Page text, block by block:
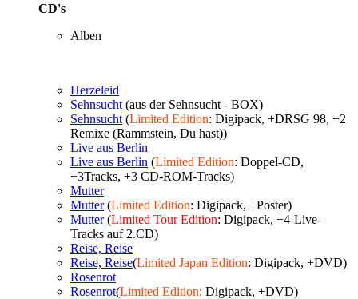
CD's
Alben
Herzeleid
Sehnsucht (aus der Sehnsucht - BOX)
Sehnsucht (Limited Edition: Digipack, +DRSG 98, +2
Remixe (Rammstein, Du hast))
Live aus Berlin
Live aus Berlin (Limited Edition: Doppel-CD,
+3Tracks, +3 CD-ROM-Tracks)
Mutter
Mutter(Limited Edition: Digipack, +Poster)
Mutter(Limited Tour Edition: Digipack, +4-Live-
Tracks auf 2.CD)
Reise, Reise
Reise, Reise(Limited Japan Edition: Digipack, +DVD)
Rosenrot
Rosenrot(Limited Edition: Digipack, +DVD)